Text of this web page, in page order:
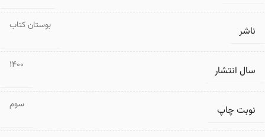
ناشر بوستان کتاب
سال انتشار 1400
نوبت چاپ سوم